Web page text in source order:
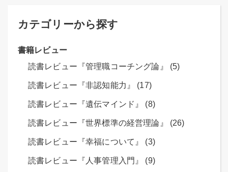
カテゴリーから探す
書籍レビュー
読書レビュー『管理職コーチング論』 (5)
読書レビュー『非認知能力』 (17)
読書レビュー『遺伝マインド』 (8)
読書レビュー『世界標準の経営理論』 (26)
読書レビュー『幸福について』 (3)
読書レビュー『人事管理入門』 (9)